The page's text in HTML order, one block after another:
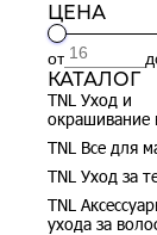
ЦЕНА
от
КАТАЛОГ
TNL Уход и
окрашивание
TNL Все для
TNL Уход за
TNL
ухода за